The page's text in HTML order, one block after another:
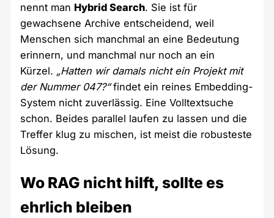
nennt man Hybrid Search. Sie ist für
gewachsene Archive entscheidend, weil
Menschen sich manchmal an eine Bedeutung
erinnern, und manchmal nur noch an ein
Kürzel. „Hatten wir damals nicht ein Projekt mit
der Nummer 047?“findet ein reines Embedding-
System nicht zuverlässig. Eine Volltextsuche
schon. Beides parallel laufen zu lassen und die
Treffer klug zu mischen, ist meist die robusteste
Lösung.
Wo RAG nicht hilft, sollte es
ehrlich bleiben